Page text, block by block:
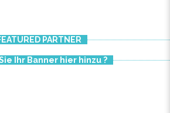
PARTNER
Ihr Banner hier hinzu ?